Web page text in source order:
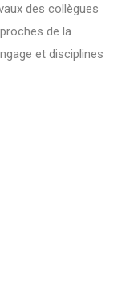
des collègues
de la
et disciplines